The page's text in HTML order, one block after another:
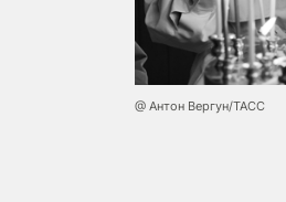
@ Антон Вергун/ТАСС